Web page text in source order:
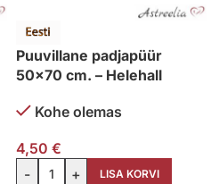
Puuvillane padjapüür
50×70 cm. – Helehall
Kohe olemas
4,50 €
-
+ LISA KORVI